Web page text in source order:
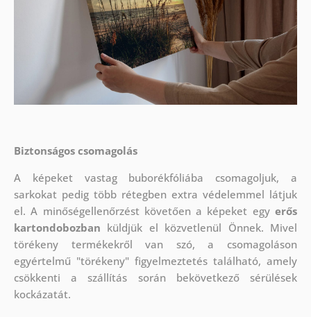
Biztonságos csomagolás
A képeket vastag buborékfóliába csomagoljuk, a
sarkokat pedig több rétegben extra védelemmel látjuk
el. A minőségellenőrzést követően a képeket egyerős
kartondobozban küldjük el közvetlenül Önnek. Mivel
törékeny termékekről van szó, a csomagoláson
egyértelmű "törékeny" figyelmeztetés található, amely
csökkenti a szállítás során bekövetkező sérülések
kockázatát.